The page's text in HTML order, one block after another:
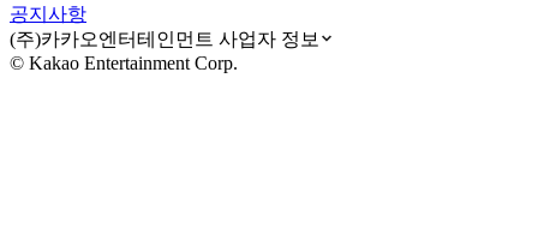
공지사항
(주)카카오엔터테인먼트 사업자 정보
© Kakao Entertainment Corp.